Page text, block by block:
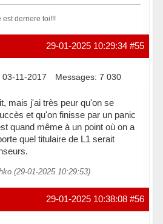
derriere toi!!!
#55
29-01-2025 10:29:34
03-11-2017 Messages: 7 030
mais j'ai très peur qu'on se
et qu'on finisse par un panic
quand même à un point où on a
quel titulaire de L1 serait
(29-01-2025 10:29:53)
#56
29-01-2025 10:38:08